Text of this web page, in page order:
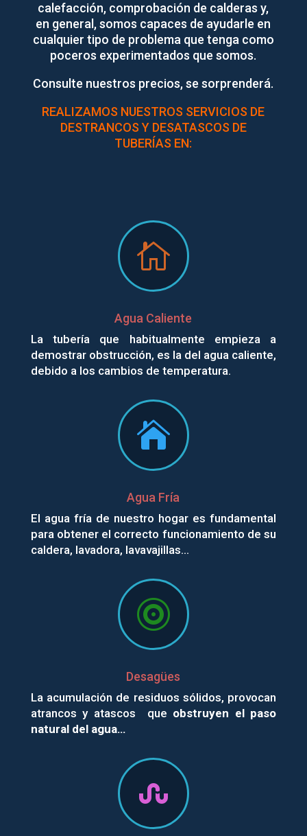
calefacción, comprobación de calderas y,
en general, somos capaces de ayudarle en
cualquier tipo de problema que tenga como
poceros experimentados que somos.
Consulte nuestros precios, se sorprenderá.
REALIZAMOS NUESTROS SERVICIOS DE
DESTRANCOS Y DESATASCOS DE
TUBERÍAS EN:

Agua Caliente
La tubería que habitualmente empieza a
demostrar obstrucción, es la del agua caliente,
debido a los cambios de temperatura.

Agua Fría
El agua fría de nuestro hogar es fundamental
para obtener el correcto funcionamiento de su
caldera, lavadora, lavavajillas…

Desagües
La acumulación de residuos sólidos, provocan
atrancos y atascos que obstruyen el paso
natural del agua…
